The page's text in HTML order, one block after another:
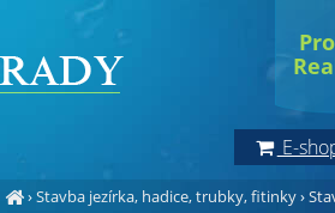
›Stavba jezírka, hadice, trubky, fitinky›
E-